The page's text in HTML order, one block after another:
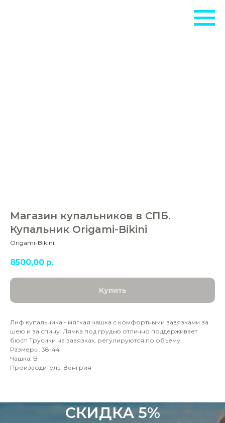
Магазин купальников в СПБ.
Купальник Origami-Bikini
Origami-Bikini
8500,00 р.
Купить
Лиф купальника - мягкая чашка с комфортными завязками за
шею и за спину. Лямка под грудью отлично поддерживает
бюст! Трусики на завязках, регулируются по объему.
Размеры: 38-44
Чашка: B
Производитель: Венгрия
СКИДКА 5%